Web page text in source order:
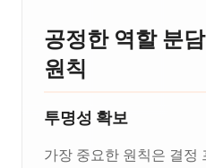
공정한 역할 분
원칙
투명성 확보
가장 중요한 원칙은 결정